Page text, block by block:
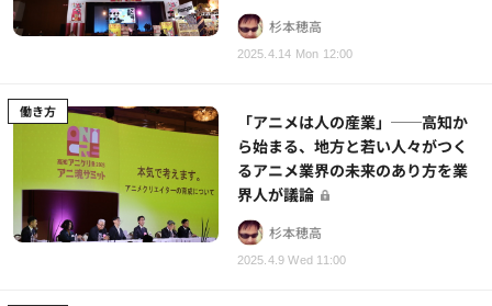
2025.4.14 Mon 12:00
杉本穂高
働き方
2025.4.9 Wed 11:00
「アニメは人の産業」──高知か
ら始まる、地方と若い人々がつく
るアニメ業界の未来のあり方を業
界人が議論
杉本穂高